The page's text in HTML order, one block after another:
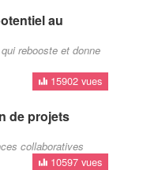
au
rebooste et donne
15902 vues
de projets
collaboratives
10597 vues